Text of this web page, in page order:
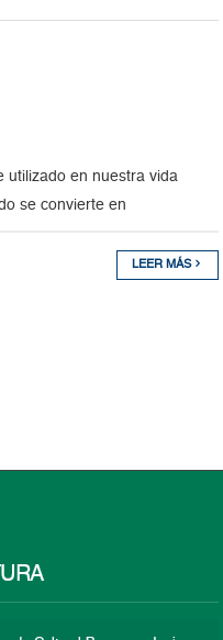
utilizado en nuestra vida
se convierte en
LEER MÁS